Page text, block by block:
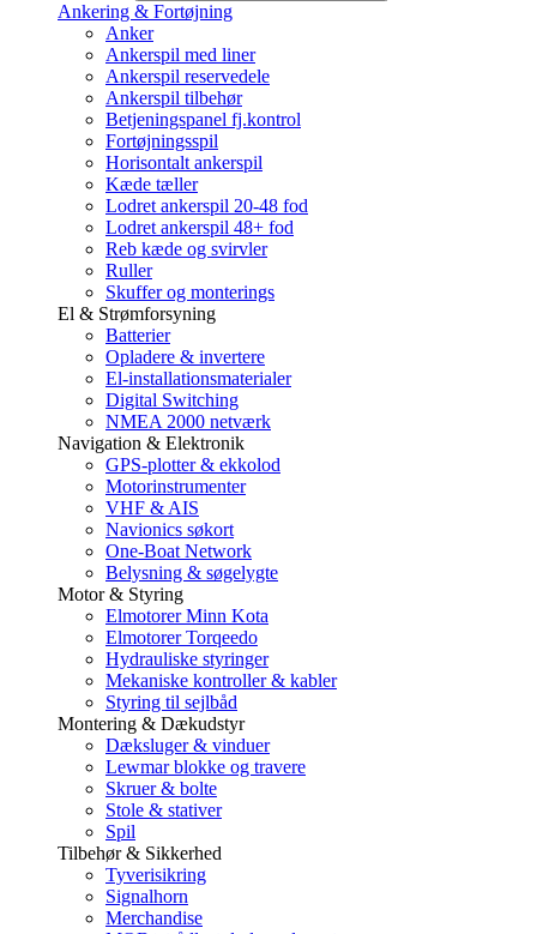
Ankering & Fortøjning
Anker
Ankerspil med liner
Ankerspil reservedele
Ankerspil tilbehør
Betjeningspanel fj.kontrol
Fortøjningsspil
Horisontalt ankerspil
Kæde tæller
Lodret ankerspil 20-48 fod
Lodret ankerspil 48+ fod
Reb kæde og svirvler
Ruller
Skuffer og monterings
El & Strømforsyning
Batterier
Opladere & invertere
El-installationsmaterialer
Digital Switching
NMEA 2000 netværk
Navigation & Elektronik
GPS-plotter & ekkolod
Motorinstrumenter
VHF & AIS
Navionics søkort
One-Boat Network
Belysning & søgelygte
Motor & Styring
Elmotorer Minn Kota
Elmotorer Torqeedo
Hydrauliske styringer
Mekaniske kontroller & kabler
Styring til sejlbåd
Montering & Dækudstyr
Dæksluger & vinduer
Lewmar blokke og travere
Skruer & bolte
Stole & stativer
Spil
Tilbehør & Sikkerhed
Tyverisikring
Signalhorn
Merchandise